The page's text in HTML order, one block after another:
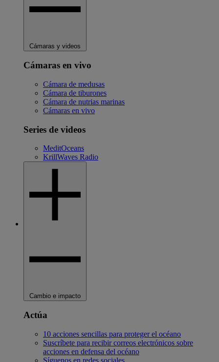
Cámaras y videos
Cámaras en vivo
Cámara de medusas
Cámara de tiburones
Cámara de nutrias marinas
Cámaras en vivo
Series de videos
MeditOceans
KrillWaves Radio
Cambio e impacto
Actúa
10 acciones sencillas para proteger el océano
Suscríbete para recibir correos electrónicos sobre
acciones en defensa del océano